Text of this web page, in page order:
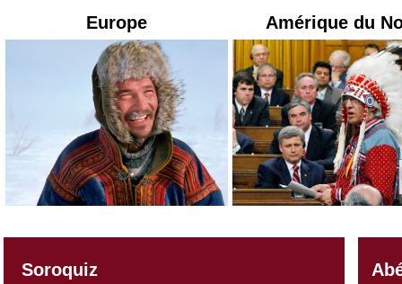
Europe Amérique du
Soroquiz